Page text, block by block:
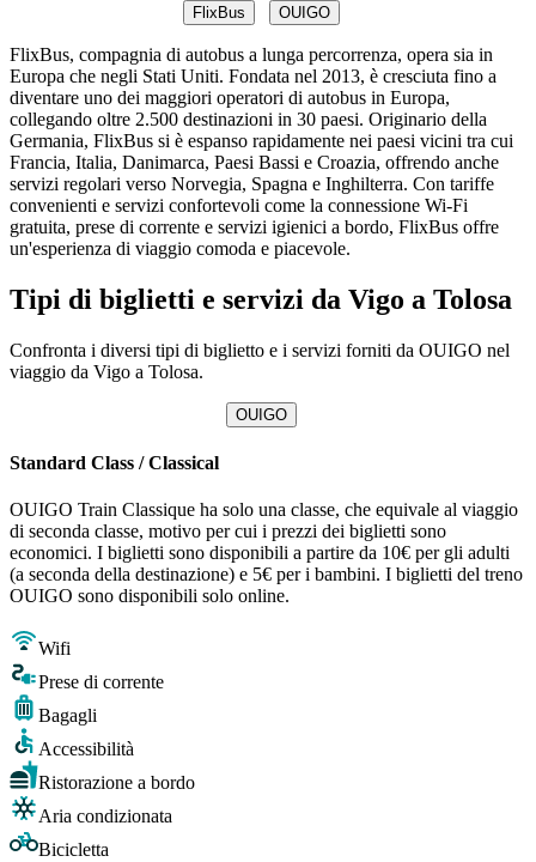
FlixBus OUIGO
FlixBus, compagnia di autobus a lunga percorrenza, opera sia in
Europa che negli Stati Uniti. Fondata nel 2013, è cresciuta fino a
diventare uno dei maggiori operatori di autobus in Europa,
collegando oltre 2.500 destinazioni in 30 paesi. Originario della
Germania, FlixBus si è espanso rapidamente nei paesi vicini tra cui
Francia, Italia, Danimarca, Paesi Bassi e Croazia, offrendo anche
servizi regolari verso Norvegia, Spagna e Inghilterra. Con tariffe
convenienti e servizi confortevoli come la connessione Wi-Fi
gratuita, prese di corrente e servizi igienici a bordo, FlixBus offre
un'esperienza di viaggio comoda e piacevole.
Tipi di biglietti e servizi da Vigo a Tolosa
Confronta i diversi tipi di biglietto e i servizi forniti da OUIGO nel
viaggio da Vigo a Tolosa.
OUIGO
Standard Class / Classical
OUIGO Train Classique ha solo una classe, che equivale al viaggio
di seconda classe, motivo per cui i prezzi dei biglietti sono
economici. I biglietti sono disponibili a partire da 10€ per gli adulti
(a seconda della destinazione) e 5€ per i bambini. I biglietti del treno
OUIGO sono disponibili solo online.
Wifi
Prese di corrente
Bagagli
Accessibilità
Ristorazione a bordo
Aria condizionata
Bicicletta